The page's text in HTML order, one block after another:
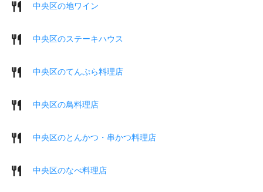
中央区の地ワイン
中央区のステーキハウス
中央区のてんぷら料理店
中央区の鳥料理店
中央区のとんかつ・串かつ料理店
中央区のなべ料理店